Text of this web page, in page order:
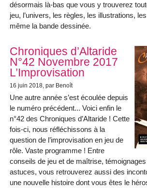
désormais là-bas que vous y trouverez
jeu, l’univers, les règles, les illustrations,
même la bande dessinée.
Chroniques d’Altaride
N°42 Novembre 2017
L’Improvisation
16 juin 2018, par Benoît
Une autre année s’est écoulée depuis
le numéro précédent... Voici enfin le
n°42 des Chroniques d’Altaride ! Cette
fois-ci, nous réfléchissons à la
question de l’improvisation en jeu de
rôle. Vaste programme ! Entre
conseils de jeu et de maîtrise, témoignages
astuces, vous retrouverez aussi des
une nouvelle histoire dont vous êtes le